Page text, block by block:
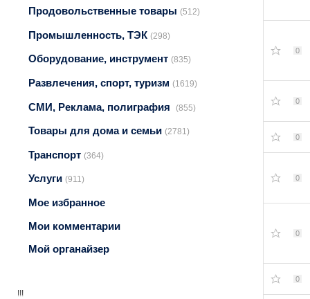
Продовольственные товары (512)
Промышленность, ТЭК (298)
Оборудование, инструмент (835)
Развлечения, спорт, туризм (1619)
СМИ, Реклама, полиграфия (855)
Товары для дома и семьи (2781)
Транспорт (364)
Услуги (911)
Мое избранное
Мои комментарии
Мой органайзер
!!!
0
0
0
0
0
0